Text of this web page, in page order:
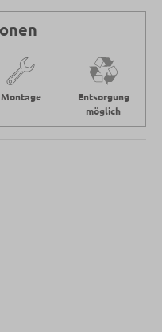
Montage
Entsorgung
möglich